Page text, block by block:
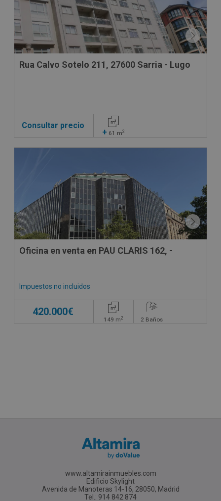
Rua Calvo Sotelo 211, 27600 Sarria - Lugo
Consultar precio
+ 61 m2
Oficina en venta en PAU CLARIS 162, -
Impuestos no incluidos
420.000€
149 m2 2 Baños
www.altamirainmuebles.com
Edificio Skylight
Avenida de Manoteras 14-16, 28050, Madrid
Tel.: 914 842 874